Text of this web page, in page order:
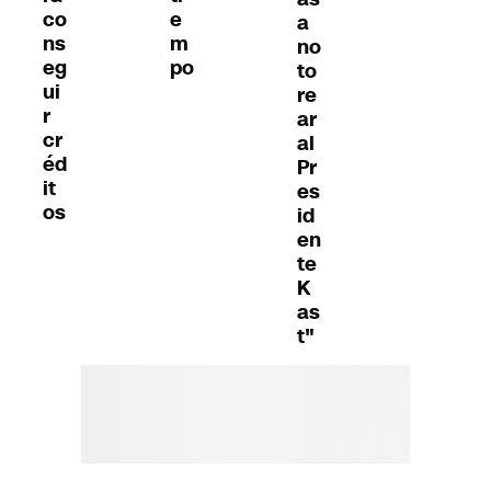
co
ns
eg
ui
r
cr
éd
it
os
e
m
po
a
no
to
re
ar
al
Pr
es
id
en
te
K
as
t"